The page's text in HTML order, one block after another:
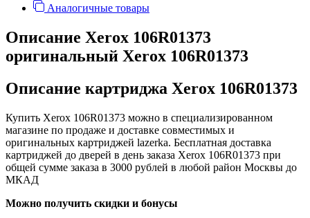
Аналогичные товары
Описание Xerox 106R01373
оригинальный Xerox 106R01373
Описание картриджа Xerox 106R01373
Купить Xerox 106R01373 можно в специализированном
магазине по продаже и доставке совместимых и
оригинальных картриджей lazerka. Бесплатная доставка
картриджей до дверей в день заказа Xerox 106R01373 при
общей сумме заказа в 3000 рублей в любой район Москвы до
МКАД
Можно получить скидки и бонусы